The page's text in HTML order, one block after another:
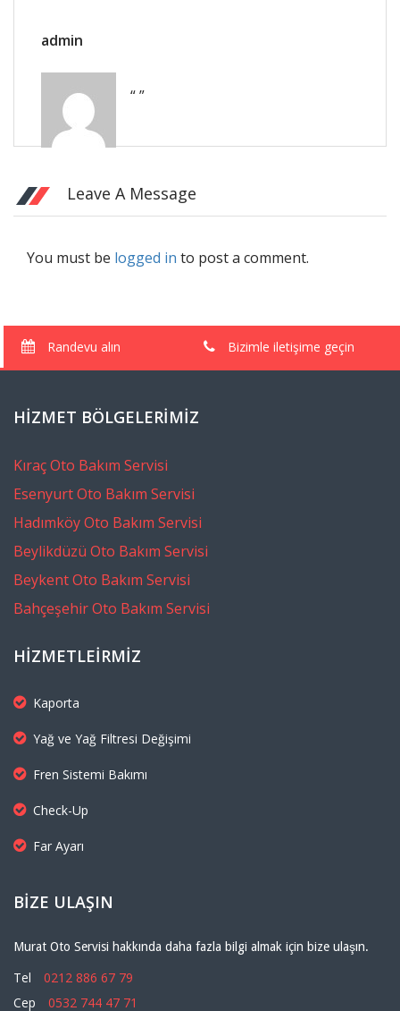
admin
“ ”
Leave A Message
You must be logged in to post a comment.
Randevu alın Bizimle iletişime geçin
HIZMET BÖLGELERIMIZ
Kıraç Oto Bakım Servisi
Esenyurt Oto Bakım Servisi
Hadımköy Oto Bakım Servisi
Beylikdüzü Oto Bakım Servisi
Beykent Oto Bakım Servisi
Bahçeşehir Oto Bakım Servisi
HIZMETLEIRMIZ
Kaporta
Yağ ve Yağ Filtresi Değişimi
Fren Sistemi Bakımı
Check-Up
Far Ayarı
BIZE ULAŞIN
Murat Oto Servisi hakkında daha fazla bilgi almak için bize ulaşın.
Tel
0212 886 67 79
Cep
0532 744 47 71